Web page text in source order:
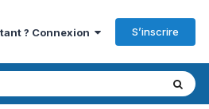
? Connexion S’inscrire